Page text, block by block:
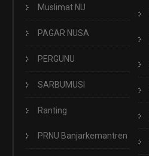
Muslimat NU
PAGAR NUSA
PERGUNU
SARBUMUSI
Ranting
PRNU Banjarkemantren